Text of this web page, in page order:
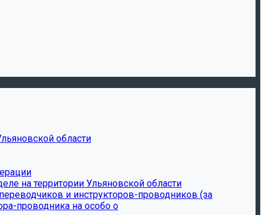
области
на территории Ульяновской области
и инструкторов-проводников (за
проводника на особо о